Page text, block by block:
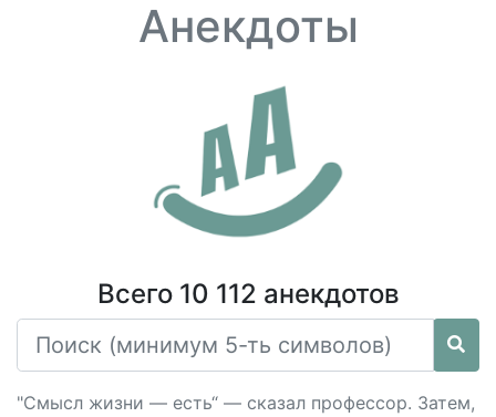
Анекдоты
Всего 10 112 анекдотов
"Смысл жизни — есть“ — сказал профессор. Затем,